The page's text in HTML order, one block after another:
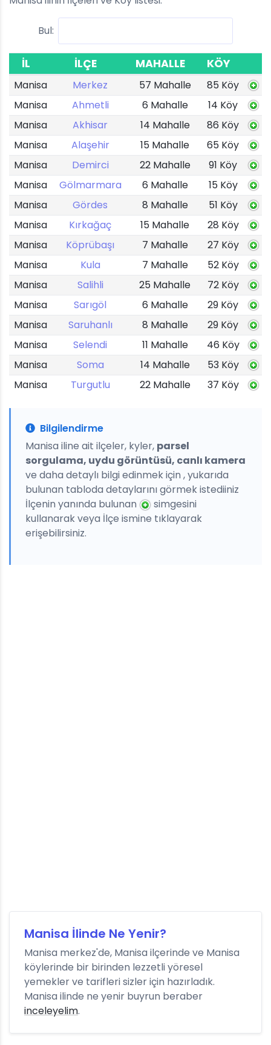
Bul:
İL İLÇE MAHALLE KÖY
Manisa Merkez 57 Mahalle
85 Köy
Manisa
Ahmetli 6 Mahalle
14 Köy
Manisa
Akhisar 14 Mahalle
86 Köy
Manisa
Alaşehir 15 Mahalle
65 Köy
Manisa
Demirci 22 Mahalle
91 Köy
Manisa
Gölmarmara 6 Mahalle
15 Köy
Manisa
Gördes 8 Mahalle
51 Köy
Manisa
Kırkağaç 15 Mahalle
28 Köy
Manisa
Köprübaşı 7 Mahalle
27 Köy
Manisa
Kula 7 Mahalle
52 Köy
Manisa
Salihli 25 Mahalle
72 Köy
Manisa
Sarıgöl 6 Mahalle
29 Köy
Manisa
Saruhanlı 8 Mahalle
29 Köy
Manisa
Selendi 11 Mahalle
46 Köy
Manisa
Soma 14 Mahalle
53 Köy
Manisa
Turgutlu 22 Mahalle 37 Köy
Bilgilendirme
Manisa iline ait ilçeler, kyler, parsel
sorgulama, uydu görüntüsü, canlı kamera
ve daha detaylı bilgi edinmek için , yukarıda
bulunan tabloda detaylarını görmek istediiniz
İlçenin yanında bulunan
simgesini
kullanarak veya İlçe ismine tıklayarak
erişebilirsiniz.
Manisa İlinde Ne Yenir?
Manisa merkez'de, Manisa ilçerinde ve Manisa
köylerinde bir birinden lezzetli yöresel
yemekler ve tarifleri sizler için hazırladık.
Manisa ilinde ne yenir buyrun beraber
inceleyelim.